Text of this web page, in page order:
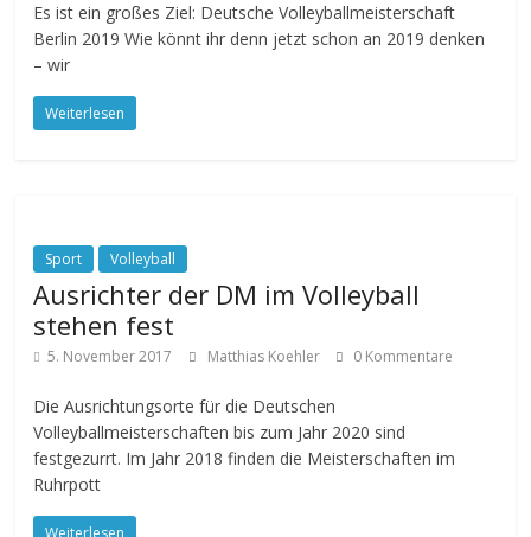
Es ist ein großes Ziel: Deutsche Volleyballmeisterschaft
Berlin 2019 Wie könnt ihr denn jetzt schon an 2019 denken
– wir
Weiterlesen
Sport Volleyball
Ausrichter der DM im Volleyball
stehen fest
5. November 2017 Matthias Koehler 0 Kommentare
Die Ausrichtungsorte für die Deutschen
Volleyballmeisterschaften bis zum Jahr 2020 sind
festgezurrt. Im Jahr 2018 finden die Meisterschaften im
Ruhrpott
Weiterlesen